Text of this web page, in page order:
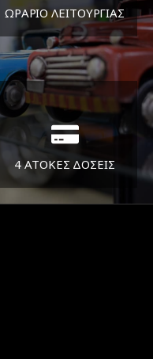
ΩΡΑΡΙΟ ΛΕΙΤΟΥΡΓΙΑΣ
ΔΕΥ-ΠΑΡ 8:30-17:30
ΣΑΒ 8:30-13:30
4 ΑΤΟΚΕΣ ΔΟΣΕΙΣ